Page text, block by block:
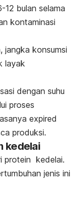
12 bulan selama
kontaminasi
jangka konsumsi
layak
dengan suhu
proses
expired
produksi.
kedelai
protein kedelai.
jenis ini